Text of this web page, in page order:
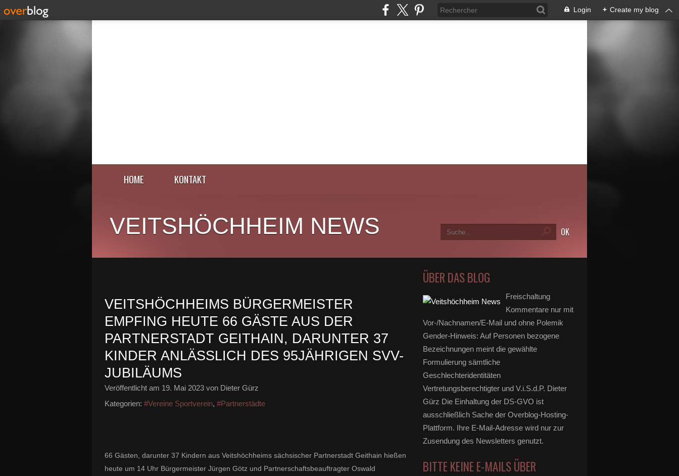
Login + Create my blog
HOME KONTAKT
VEITSHÖCHHEIM NEWS
VEITSHÖCHHEIMS BÜRGERMEISTER
EMPFING HEUTE 66 GÄSTE AUS DER
PARTNERSTADT GEITHAIN, DARUNTER 37
KINDER ANLÄSSLICH DES 95JÄHRIGEN SVV-
JUBILÄUMS
Veröffentlicht am 19. Mai 2023 von Dieter Gürz
Kategorien: #Vereine Sportverein, #Partnerstädte
66 Gästen, darunter 37 Kindern aus Veitshöchheims sächsischer Partnerstadt Geithain hießen
heute um 14 Uhr Bürgermeister Jürgen Götz und Partnerschaftsbeauftragter Oswald
ÜBER DAS BLOG
Freischaltung
Kommentare nur mit
Vor-/Nachnamen/E-Mail und ohne Polemik
Gender-Hinweis: Auf Personen bezogene
Bezeichnungen meint die gewählte
Formulierung sämtliche
Geschlechteridentitäten
Vertretungsberechtigter und V.i.S.d.P. Dieter
Gürz Die Einhaltung der DS-GVO ist
ausschließlich Sache der Overblog-Hosting-
Plattform. Ihre E-Mail-Adresse wird nur zur
Zusendung des Newsletters genutzt.
BITTE KEINE E-MAILS ÜBER